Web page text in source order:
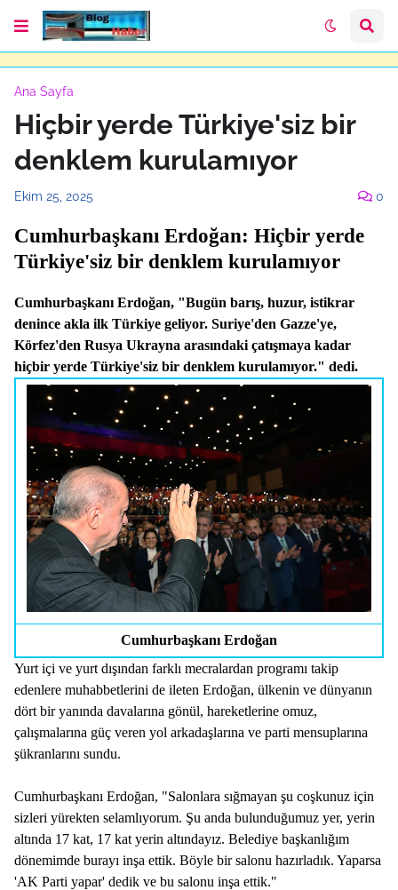
Ana Sayfa
Hiçbir yerde Türkiye'siz bir
denklem kurulamıyor
Ekim 25, 2025 0
Cumhurbaşkanı Erdoğan: Hiçbir yerde
Türkiye'siz bir denklem kurulamıyor
Cumhurbaşkanı Erdoğan, "Bugün barış, huzur, istikrar
denince akla ilk Türkiye geliyor. Suriye'den Gazze'ye,
Körfez'den Rusya Ukrayna arasındaki çatışmaya kadar
hiçbir yerde Türkiye'siz bir denklem kurulamıyor." dedi.
Cumhurbaşkanı Erdoğan
Yurt içi ve yurt dışından farklı mecralardan programı takip
edenlere muhabbetlerini de ileten Erdoğan, ülkenin ve dünyanın
dört bir yanında davalarına gönül, hareketlerine omuz,
çalışmalarına güç veren yol arkadaşlarına ve parti mensuplarına
şükranlarını sundu.
Cumhurbaşkanı Erdoğan, "Salonlara sığmayan şu coşkunuz için
sizleri yürekten selamlıyorum. Şu anda bulunduğumuz yer, yerin
altında 17 kat, 17 kat yerin altındayız. Belediye başkanlığım
dönemimde burayı inşa ettik. Böyle bir salonu hazırladık. Yaparsa
'AK Parti yapar' dedik ve bu salonu inşa ettik."